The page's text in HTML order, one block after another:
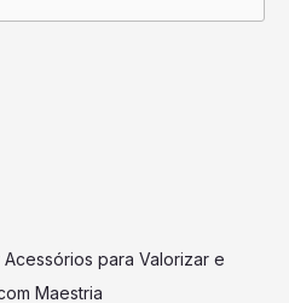
Acessórios para Valorizar e
Maestria